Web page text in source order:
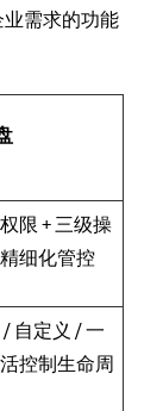
需求的功能
限 + 三级操
细化管控
自定义 / 一
控制生命周